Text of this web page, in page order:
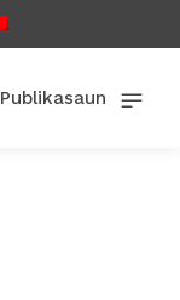
Publikasaun